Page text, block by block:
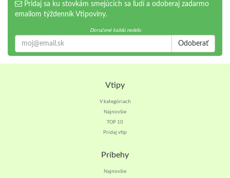
Pridaj sa ku stovkám smejúcich sa ľudí a odoberaj zadarmo
emailom týždenník Vtipoviny.
Doručené každú nedeľu
Odoberať
Vtipy
V kategóriach
Najnovšie
TOP 10
Pridaj vtip
Príbehy
Najnovšie